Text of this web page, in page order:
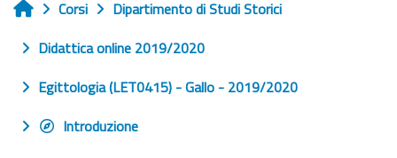
Home
Corsi
Dipartimento di Studi Storici
Didattica online 2019/2020
Egittologia (LET0415) - Gallo - 2019/2020
Introduzione